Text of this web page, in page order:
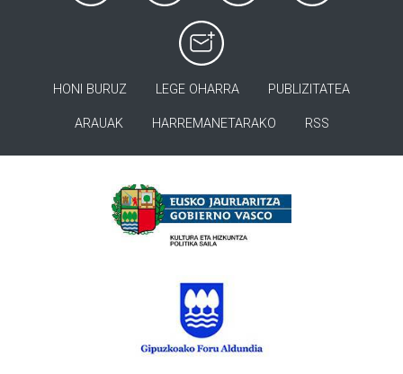
HONI BURUZ LEGE OHARRA PUBLIZITATEA
ARAUAK HARREMANETARAKO RSS